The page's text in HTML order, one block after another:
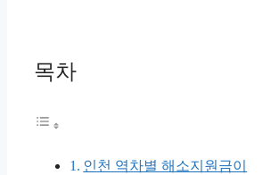
목차
인천 역차별 해소지원금이